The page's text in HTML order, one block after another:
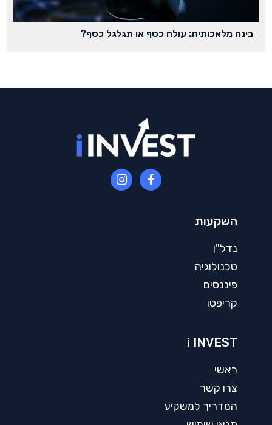
בינה מלאכותית: עולה כסף או תגלגל כסף?
השקעות
נדל"ן
טכנולוגיה
פיננסים
קריפטו
i INVEST
ראשי
צרו קשר
המדריך למשקיע